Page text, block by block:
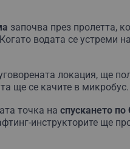
започва през пролетта,
водата се устреми
локация, ще
ще се качите в микробус.
точка на спускането по
инструкторите ще